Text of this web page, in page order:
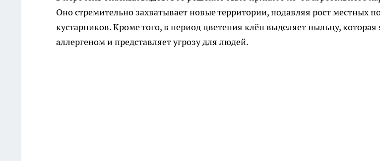
Оно стремительно захватывает новые территории, подавляя рост местных
кустарников. Кроме того, в период цветения клён выделяет пыльцу,
аллергеном и представляет угрозу для людей.